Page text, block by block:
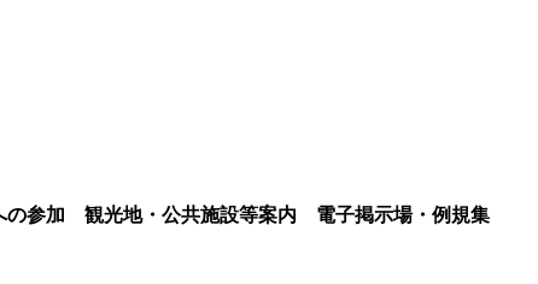
の参加 観光地・公共施設等案内
電子掲示場・例規集